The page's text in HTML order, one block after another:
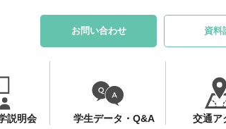
お問い合わせ 資料
説明会 学生データ・Q&A 交通ア